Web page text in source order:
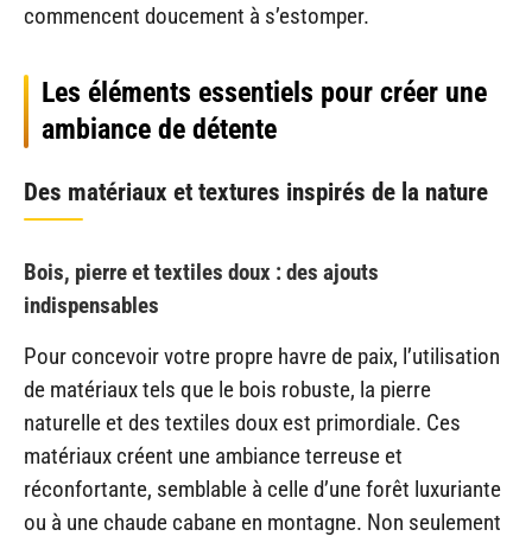
commencent doucement à s’estomper.
Les éléments essentiels pour créer une
ambiance de détente
Des matériaux et textures inspirés de la nature
Bois, pierre et textiles doux : des ajouts
indispensables
Pour concevoir votre propre havre de paix, l’utilisation
de matériaux tels que le bois robuste, la pierre
naturelle et des textiles doux est primordiale. Ces
matériaux créent une ambiance terreuse et
réconfortante, semblable à celle d’une forêt luxuriante
ou à une chaude cabane en montagne. Non seulement